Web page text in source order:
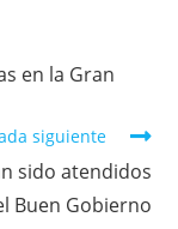
en la Gran
siguiente
sido atendidos
Buen Gobierno